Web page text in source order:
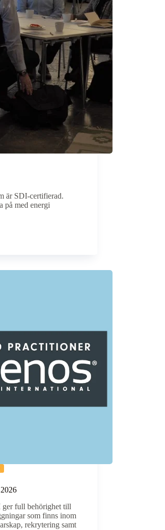
är SDI-certifierad.
på med energi
full behörighet till
som finns inom
rekrytering samt